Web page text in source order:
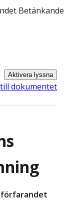
Betänkande
Aktivera lyssna
dokumentet